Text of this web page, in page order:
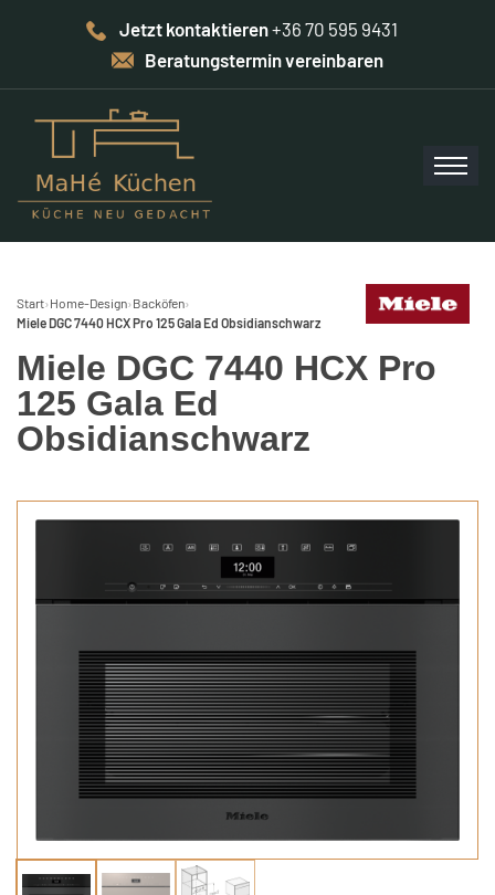
Jetzt kontaktieren+36 70 595 9431
Beratungstermin vereinbaren
Start› Home-Design› Backöfen›
Miele DGC 7440 HCX Pro 125 Gala Ed Obsidianschwarz
Miele DGC 7440 HCX Pro
125 Gala Ed
Obsidianschwarz